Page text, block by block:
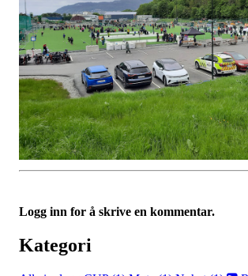
Logg inn for å skrive en kommentar.
Kategori